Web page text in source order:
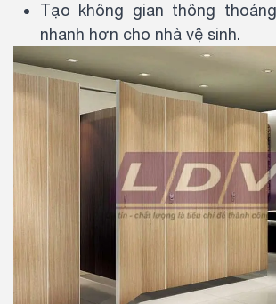
Tạo không gian thông
nhanh hơn cho nhà vệ sinh.